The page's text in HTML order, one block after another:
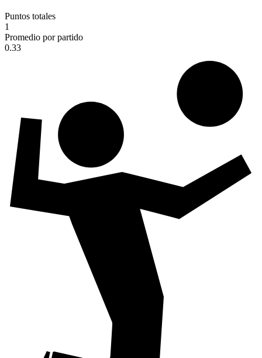
Puntos totales
1
Promedio por partido
0.33